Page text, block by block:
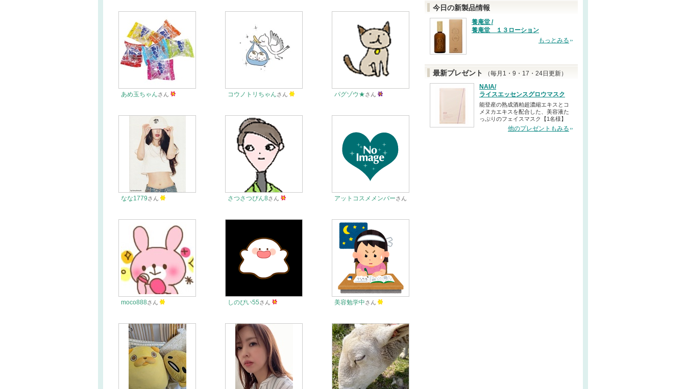
あめ玉ちゃんさん コウノトリちゃんさん パグゾウ★さん
なな1779さん さつさつぴん8さん アットコスメメンバーさん
moco888さん しのぴい55さん 美容勉学中さん
今日の新製品情報
養庵堂 /
養庵堂 １３ローション
もっとみる
最新プレゼント
（毎月1・9・17・24日更新）
NAIA/
ライスエッセンスグロウマスク
能登産の熟成酒粕超濃縮エキスとコ
メヌカエキスを配合した、美容液た
っぷりのフェイスマスク【1名様】
他のプレゼントもみる